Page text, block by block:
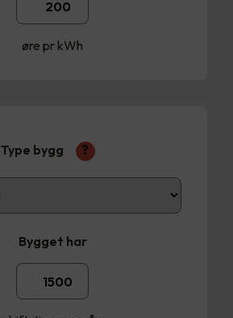
øre pr kWh
Type bygg ?
Bygget har